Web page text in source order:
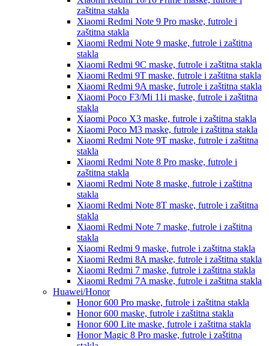
zaštitna stakla
Xiaomi Redmi Note 9 Pro maske, futrole i
zaštitna stakla
Xiaomi Redmi Note 9 maske, futrole i zaštitna
stakla
Xiaomi Redmi 9C maske, futrole i zaštitna stakla
Xiaomi Redmi 9T maske, futrole i zaštitna stakla
Xiaomi Redmi 9A maske, futrole i zaštitna stakla
Xiaomi Poco F3/Mi 11i maske, futrole i zaštitna
stakla
Xiaomi Poco X3 maske, futrole i zaštitna stakla
Xiaomi Poco M3 maske, futrole i zaštitna stakla
Xiaomi Redmi Note 9T maske, futrole i zaštitna
stakla
Xiaomi Redmi Note 8 Pro maske, futrole i
zaštitna stakla
Xiaomi Redmi Note 8 maske, futrole i zaštitna
stakla
Xiaomi Redmi Note 8T maske, futrole i zaštitna
stakla
Xiaomi Redmi Note 7 maske, futrole i zaštitna
stakla
Xiaomi Redmi 9 maske, futrole i zaštitna stakla
Xiaomi Redmi 8A maske, futrole i zaštitna stakla
Xiaomi Redmi 7 maske, futrole i zaštitna stakla
Xiaomi Redmi 7A maske, futrole i zaštitna stakla
Huawei/Honor
Honor 600 Pro maske, futrole i zaštitna stakla
Honor 600 maske, futrole i zaštitna stakla
Honor 600 Lite maske, futrole i zaštitna stakla
Honor Magic 8 Pro maske, futrole i zaštitna